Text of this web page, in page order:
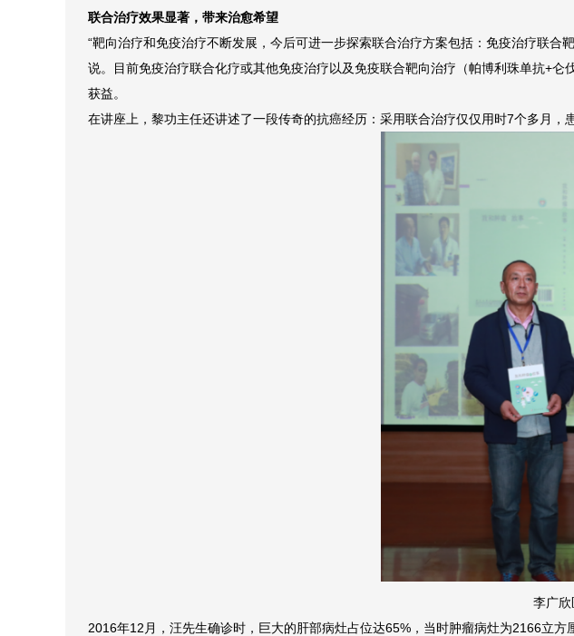
联合治疗效果显著，带来治愈希望
“靶向治疗和免疫治疗不断发展，今后可进一步探索联合治疗方案包括：免疫治疗联
说。目前免疫治疗联合化疗或其他免疫治疗以及免疫联合靶向治疗（帕博利珠单抗+
获益。
在讲座上，黎功主任还讲述了一段传奇的抗癌经历：采用联合治疗仅仅用时7个多月，
李广欣
2016年12月，汪先生确诊时，巨大的肝部病灶占位达65%，当时肿瘤病灶为2166立